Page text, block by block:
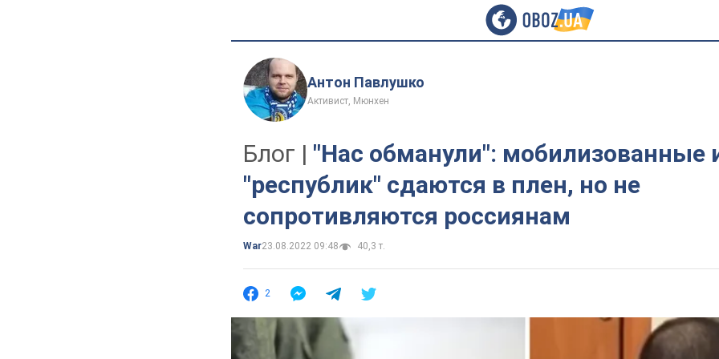
Антон Павлушко
Активист, Мюнхен
Блог | "Нас обманули": мобилизованные
"республик" сдаются в плен, но не
сопротивляются россиянам
War23.08.2022 09:48 40,3 т.
2